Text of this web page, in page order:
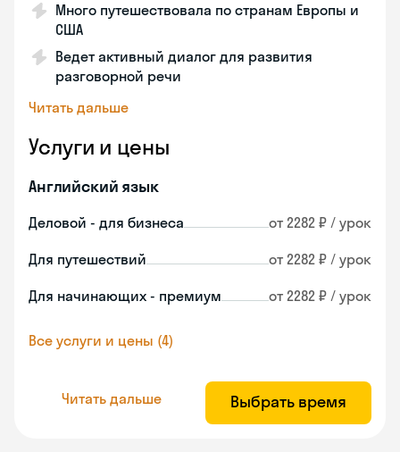
Много путешествовала по странам Европы и
США
Ведет активный диалог для развития
разговорной речи
Читать дальше
Услуги и цены
Английский язык
Деловой - для бизнеса от 2282 ₽ / урок
Для путешествий от 2282 ₽ / урок
Для начинающих - премиум от 2282 ₽ / урок
Все услуги и цены (4)
Читать дальше Выбрать время